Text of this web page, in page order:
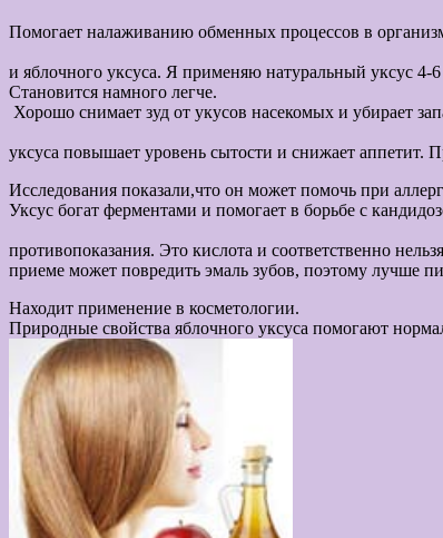
Яблочный уксус
Помогает налаживанию обменных процессов в
Отличное средство —
и яблочного уксуса. Я применяю натуральный уксус
Хорошо снимает зуд от укусов насекомых и убирает
Ученые
уксуса повышает уровень сытости и снижает аппетит.
Исследования показали,что он может помочь при
Уксус богат ферментами и помогает в борьбе с
Конечно
противопоказания. Это кислота и соответственно
приеме может повредить эмаль зубов, поэтому лучше
Находит применение в косметологии.
Природные свойства яблочного уксуса помогают